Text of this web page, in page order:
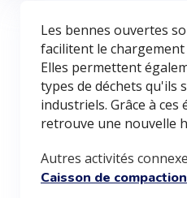
Les bennes ouvertes
facilitent le
Elles permettent
types de déchets qu'ils
industriels. Grâce à
retrouve une nouvelle
Autres activités
Caisson de compaction